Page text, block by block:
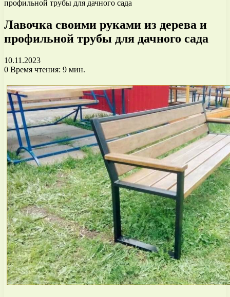
профильной трубы для дачного сада
Лавочка своими руками из дерева и
профильной трубы для дачного сада
10.11.2023
0 Время чтения: 9 мин.